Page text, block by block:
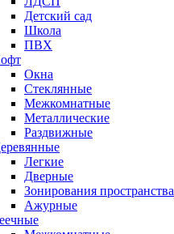
Детский сад
Школа
ПВХ
Окна
Стеклянные
Межкомнатные
Металлические
Раздвижные
Легкие
Дверные
Зонирования пространства
Ажурные